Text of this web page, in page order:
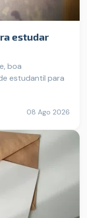
estudar
boa
estudantil para
08 Ago 2026